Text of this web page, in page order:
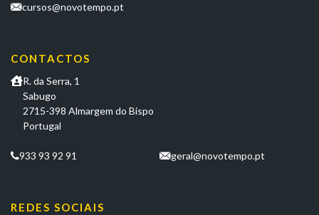
cursos@novotempo.pt
CONTACTOS
R. da Serra, 1
Sabugo
2715-398 Almargem do Bispo
Portugal
933 93 92 91 geral@novotempo.pt
REDES SOCIAIS